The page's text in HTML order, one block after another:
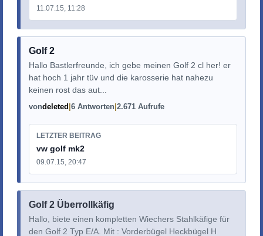
11.07.15, 11:28
Golf 2
Hallo Bastlerfreunde, ich gebe meinen Golf 2 cl her! er
hat hoch 1 jahr tüv und die karosserie hat nahezu
keinen rost das aut...
vondeleted 6 Antworten 2.671 Aufrufe
LETZTER BEITRAG
vw golf mk2
09.07.15, 20:47
Golf 2 Überrollkäfig
Hallo, biete einen kompletten Wiechers Stahlkäfige für
den Golf 2 Typ E/A. Mit : Vorderbügel Heckbügel H